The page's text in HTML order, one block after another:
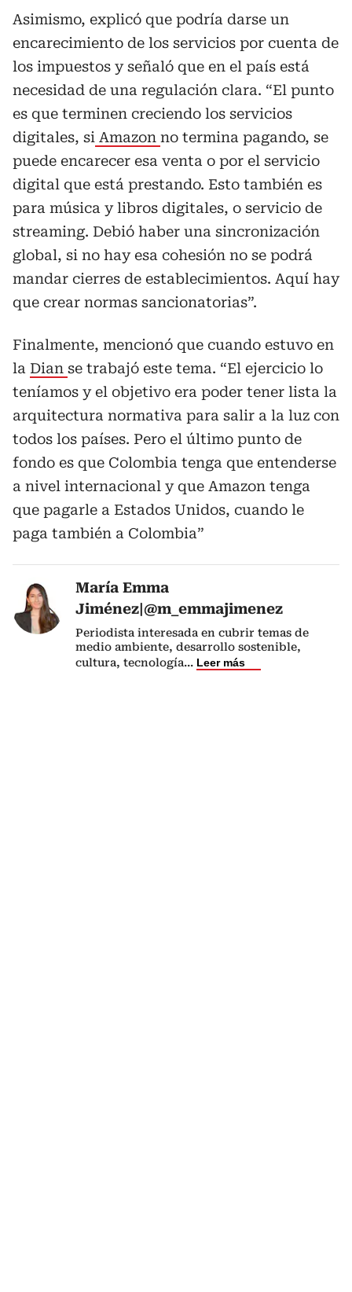
Asimismo, explicó que podría darse un
encarecimiento de los servicios por cuenta de
los impuestos y señaló que en el país está
necesidad de una regulación clara. “El punto
es que terminen creciendo los servicios
digitales, si Amazon no termina pagando, se
puede encarecer esa venta o por el servicio
digital que está prestando. Esto también es
para música y libros digitales, o servicio de
streaming. Debió haber una sincronización
global, si no hay esa cohesión no se podrá
mandar cierres de establecimientos. Aquí hay
que crear normas sancionatorias”.
Finalmente, mencionó que cuando estuvo en
la Dian se trabajó este tema. “El ejercicio lo
teníamos y el objetivo era poder tener lista la
arquitectura normativa para salir a la luz con
todos los países. Pero el último punto de
fondo es que Colombia tenga que entenderse
a nivel internacional y que Amazon tenga
que pagarle a Estados Unidos, cuando le
paga también a Colombia”
María Emma
Jiménez|@m_emmajimenez
Periodista interesada en cubrir temas de
medio ambiente, desarrollo sostenible,
cultura, tecnología... Leer más